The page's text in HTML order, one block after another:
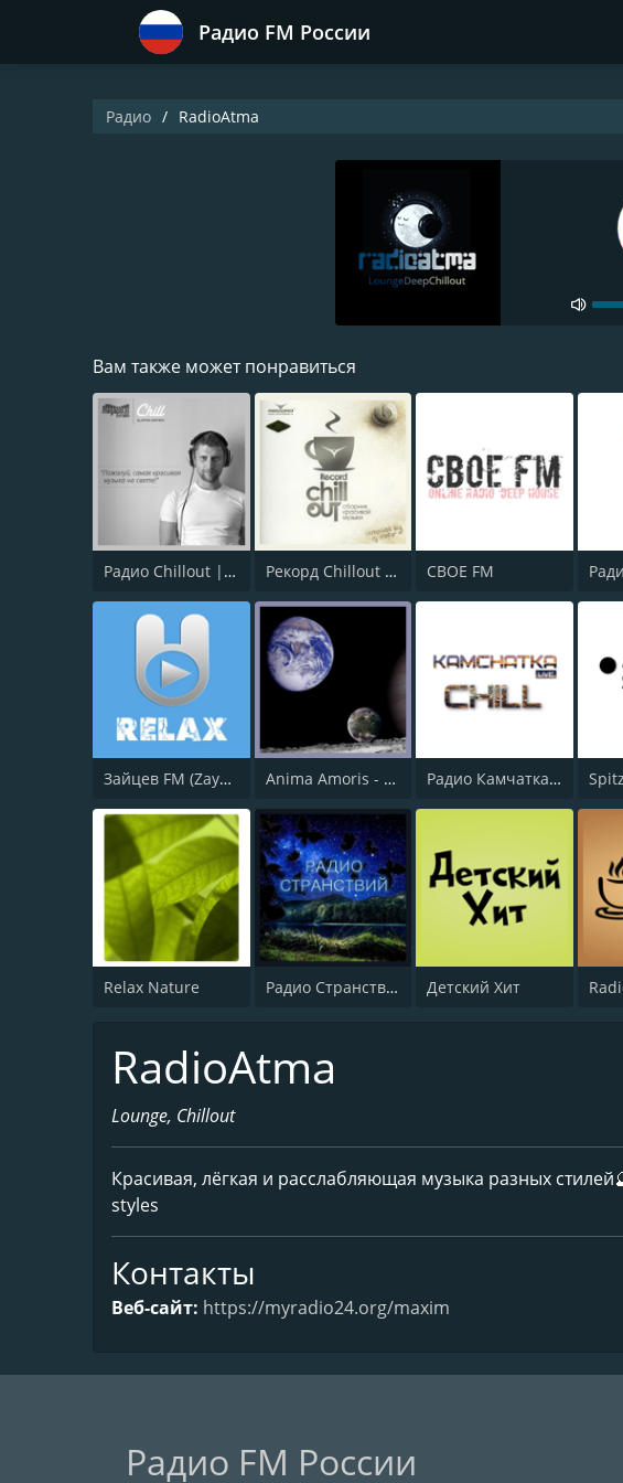
Радио FM России
Радио RadioAtma
Вам также может понравиться
Радио Chillout | Chill | Record Chillout Рекорд Chillout (Record Chillout) CBOE FM
Зайцев FM (Zaycev Relax) Anima Amoris - Ambient Радио Камчатка Chill (Radio Kamchatka Live)
Relax Nature Радио Странствий Детский Хит
RadioAtma
Lounge, Chillout
Красивая, лёгкая и расслабляющая музыка разных
styles
Контакты
Веб-сайт: https://myradio24.org/maxim
Радио FM России